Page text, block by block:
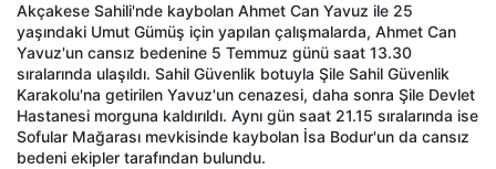
Akçakese Sahili'nde kaybolan Ahmet Can Yavuz ile 25
yaşındaki Umut Gümüş için yapılan çalışmalarda, Ahmet Can
Yavuz'un cansız bedenine 5 Temmuz günü saat 13.30
sıralarında ulaşıldı. Sahil Güvenlik botuyla Şile Sahil Güvenlik
Karakolu'na getirilen Yavuz'un cenazesi, daha sonra Şile Devlet
Hastanesi morguna kaldırıldı. Aynı gün saat 21.15 sıralarında ise
Sofular Mağarası mevkisinde kaybolan İsa Bodur'un da cansız
bedeni ekipler tarafından bulundu.